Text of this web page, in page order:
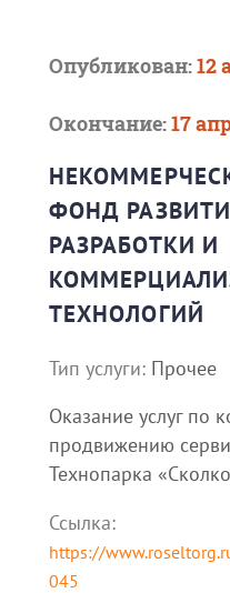
Опубликован:12
Окончание:17
ФОНД
РАЗРАБОТКИ И
ТЕХНОЛОГИЙ
Тип услуги: Прочее
Оказание услуг по
продвижению
Технопарка
Ссылка:
https://
045